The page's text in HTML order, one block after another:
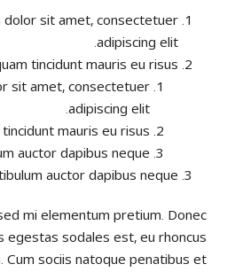
dolor sit amet, consectetuer
adipiscing elit.
tincidunt mauris eu risus.
sit amet, consectetuer
adipiscing elit.
mauris eu risus.
auctor dapibus neque.
auctor dapibus neque.
mi elementum pretium. Donec
egestas sodales est, eu rhoncus
Cum sociis natoque penatibus et